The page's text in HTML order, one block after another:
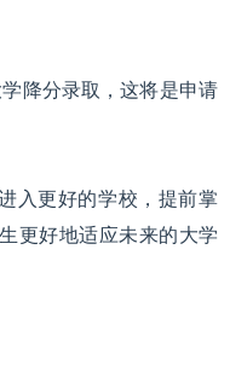
降分录取，这将是申请
入更好的学校，提前掌
更好地适应未来的大学